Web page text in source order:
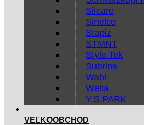
Silcare
Sinelco
Stapiz
STMNT
Style Tek
Subrina
Wahl
Wella
Y.S.PARK
VEĽKOOBCHOD